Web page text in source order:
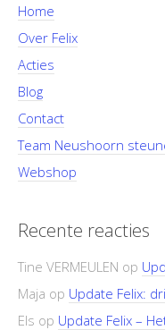
Home
Over Felix
Acties
Blog
Contact
Team Neushoorn
Webshop
Recente reacties
Tine VERMEULEN op
Maja op Update Felix:
Els op Update Felix –